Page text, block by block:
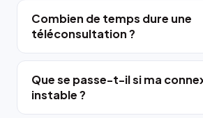
Combien de temps dure une
téléconsultation ?
Que se passe-t-il si ma
instable ?